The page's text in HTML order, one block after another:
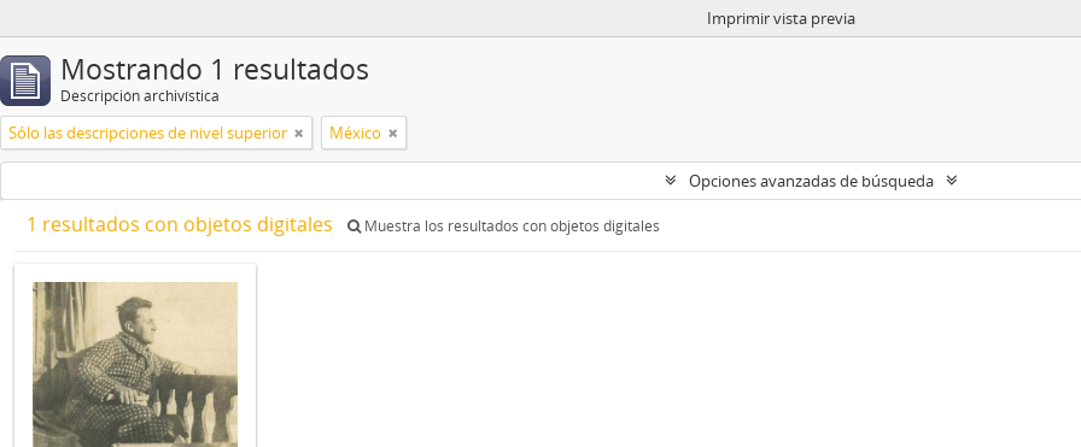
Imprimir vista previa
Mostrando 1 resultados
Descripción archivística
Sólo las descripciones de nivel superior México
Opciones avanzadas de búsqueda
1 resultados con objetos digitales Muestra los resultados con objetos digitales